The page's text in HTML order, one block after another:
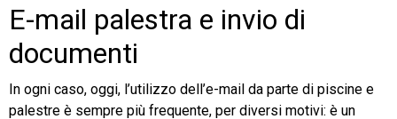
E-mail palestra e invio di
documenti
In ogni caso, oggi, l’utilizzo dell’e-mail da parte di piscine e
palestre è sempre più frequente, per diversi motivi: è un